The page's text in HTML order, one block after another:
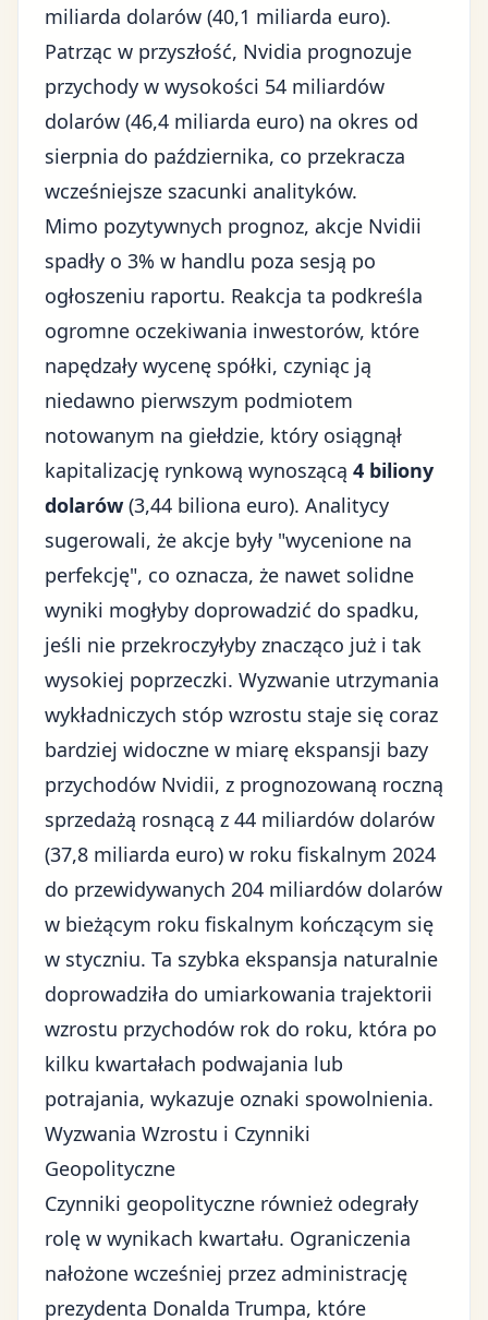
miliarda dolarów (40,1 miliarda euro).
Patrząc w przyszłość, Nvidia prognozuje
przychody w wysokości 54 miliardów
dolarów (46,4 miliarda euro) na okres od
sierpnia do października, co przekracza
wcześniejsze szacunki analityków.
Mimo pozytywnych prognoz, akcje Nvidii
spadły o 3% w handlu poza sesją po
ogłoszeniu raportu. Reakcja ta podkreśla
ogromne oczekiwania inwestorów, które
napędzały wycenę spółki, czyniąc ją
niedawno pierwszym podmiotem
notowanym na giełdzie, który osiągnął
kapitalizację rynkową wynoszącą 4 biliony
dolarów (3,44 biliona euro). Analitycy
sugerowali, że akcje były "wycenione na
perfekcję", co oznacza, że nawet solidne
wyniki mogłyby doprowadzić do spadku,
jeśli nie przekroczyłyby znacząco już i tak
wysokiej poprzeczki. Wyzwanie utrzymania
wykładniczych stóp wzrostu staje się coraz
bardziej widoczne w miarę ekspansji bazy
przychodów Nvidii, z prognozowaną roczną
sprzedażą rosnącą z 44 miliardów dolarów
(37,8 miliarda euro) w roku fiskalnym 2024
do przewidywanych 204 miliardów dolarów
w bieżącym roku fiskalnym kończącym się
w styczniu. Ta szybka ekspansja naturalnie
doprowadziła do umiarkowania trajektorii
wzrostu przychodów rok do roku, która po
kilku kwartałach podwajania lub
potrajania, wykazuje oznaki spowolnienia.
Wyzwania Wzrostu i Czynniki
Geopolityczne
Czynniki geopolityczne również odegrały
rolę w wynikach kwartału. Ograniczenia
nałożone wcześniej przez administrację
prezydenta Donalda Trumpa, które